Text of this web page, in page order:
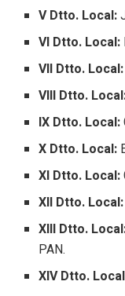
V Dtto. Local:
VI Dtto. Local:
VII Dtto. Local:
VIII Dtto.
IX Dtto. Local:
X Dtto. Local:
XI Dtto. Local:
XII Dtto. Local:
XIII Dtto.
PAN.
XIV Dtto.